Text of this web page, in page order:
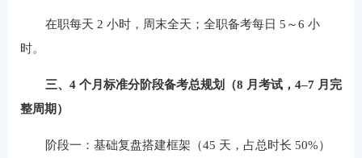
在职每天 2 小时，周末全天；全职备考每日 5～6 小
时。
三、4 个月标准分阶段备考总规划（8 月考试，4–7 月完
整周期）
阶段一：基础复盘搭建框架（45 天，占总时长 50%）